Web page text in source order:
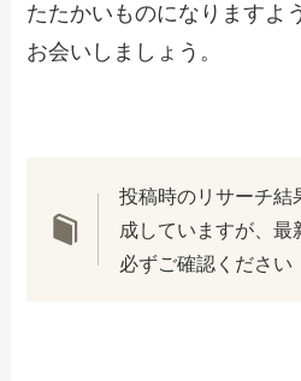
たたかいものになりますよ
お会いしましょう。
投稿時のリサーチ結
成していますが、最
必ずご確認ください